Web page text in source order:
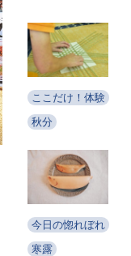
ここだけ！体験
秋分
今日の惚れぼれ
寒露